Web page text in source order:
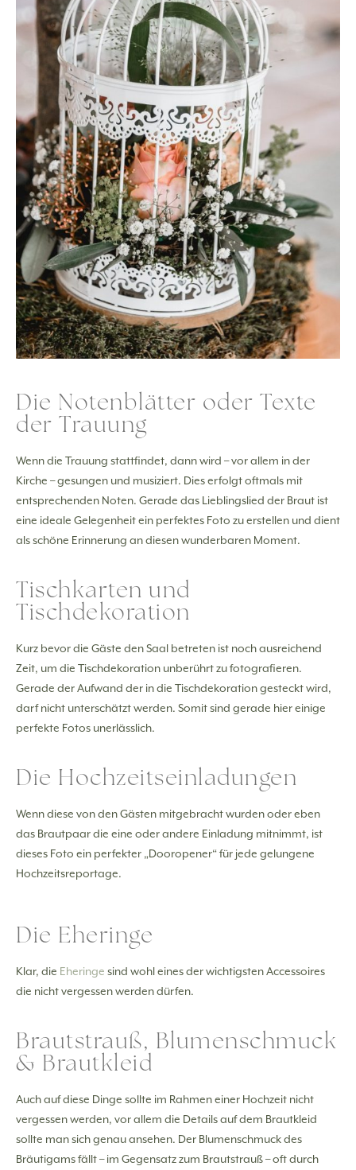
Die Notenblätter oder Texte
der Trauung
Wenn die Trauung stattfindet, dann wird – vor allem in der
Kirche – gesungen und musiziert. Dies erfolgt oftmals mit
entsprechenden Noten. Gerade das Lieblingslied der Braut ist
eine ideale Gelegenheit ein perfektes Foto zu erstellen und dient
als schöne Erinnerung an diesen wunderbaren Moment.
Tischkarten und
Tischdekoration
Kurz bevor die Gäste den Saal betreten ist noch ausreichend
Zeit, um die Tischdekoration unberührt zu fotografieren.
Gerade der Aufwand der in die Tischdekoration gesteckt wird,
darf nicht unterschätzt werden. Somit sind gerade hier einige
perfekte Fotos unerlässlich.
Die Hochzeitseinladungen
Wenn diese von den Gästen mitgebracht wurden oder eben
das Brautpaar die eine oder andere Einladung mitnimmt, ist
dieses Foto ein perfekter „Dooropener“ für jede gelungene
Hochzeitsreportage.
Die Eheringe
Klar, die Eheringe sind wohl eines der wichtigsten Accessoires
die nicht vergessen werden dürfen.
Brautstrauß, Blumenschmuck
& Brautkleid
Auch auf diese Dinge sollte im Rahmen einer Hochzeit nicht
vergessen werden, vor allem die Details auf dem Brautkleid
sollte man sich genau ansehen. Der Blumenschmuck des
Bräutigams fällt – im Gegensatz zum Brautstrauß – oft durch